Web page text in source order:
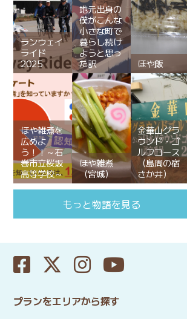
ランウェイ
ライド
2025
地元出身の
僕がこんな
小さな町で
暮らし続け
ようと思っ
た訳
ほや飯
ほや雑煮を
広めよ
う！！～石
巻市立桜坂
高等学校～
ほや雑煮
（宮城）
金華山グラ
ウンド・ゴ
ルフコース
（島周の宿
さか井）
もっと物語を見る
プランをエリアから探す